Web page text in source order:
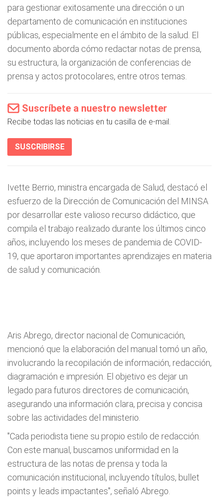
para gestionar exitosamente una dirección o un
departamento de comunicación en instituciones
públicas, especialmente en el ámbito de la salud. El
documento aborda cómo redactar notas de prensa,
su estructura, la organización de conferencias de
prensa y actos protocolares, entre otros temas.
Suscríbete a nuestro newsletter
Recibe todas las noticias en tu casilla de e-mail.
SUSCRIBIRSE
Ivette Berrio, ministra encargada de Salud, destacó el
esfuerzo de la Dirección de Comunicación del MINSA
por desarrollar este valioso recurso didáctico, que
compila el trabajo realizado durante los últimos cinco
años, incluyendo los meses de pandemia de COVID-
19, que aportaron importantes aprendizajes en materia
de salud y comunicación.
Aris Abrego, director nacional de Comunicación,
mencionó que la elaboración del manual tomó un año,
involucrando la recopilación de información, redacción,
diagramación e impresión. El objetivo es dejar un
legado para futuros directores de comunicación,
asegurando una información clara, precisa y concisa
sobre las actividades del ministerio.
"Cada periodista tiene su propio estilo de redacción.
Con este manual, buscamos uniformidad en la
estructura de las notas de prensa y toda la
comunicación institucional, incluyendo títulos, bullet
points y leads impactantes", señaló Abrego.